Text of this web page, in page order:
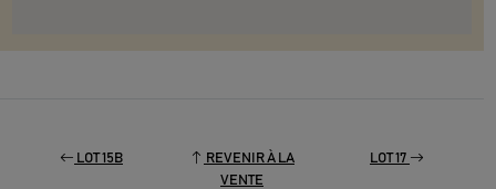
LOT 15B
REVENIR À LA
VENTE
LOT 17